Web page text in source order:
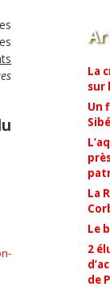
La
sur
Un
La
Le
2
de